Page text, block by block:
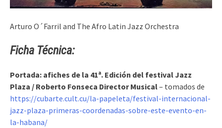
Arturo O´Farril and The Afro Latin Jazz Orchestra
Ficha Técnica:
Portada: afiches de la 41ª. Edición del festival Jazz
Plaza / Roberto Fonseca Director Musical– tomados de
https://cubarte.cult.cu/la-papeleta/festival-internacional-
jazz-plaza-primeras-coordenadas-sobre-este-evento-en-
la-habana/